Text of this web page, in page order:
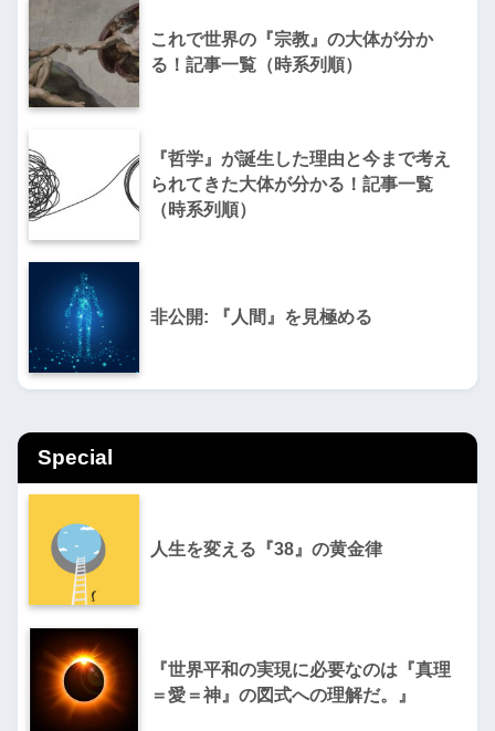
これで世界の『宗教』の大体が分か
る！記事一覧（時系列順）
『哲学』が誕生した理由と今まで考え
られてきた大体が分かる！記事一覧
（時系列順）
非公開: 『人間』を見極める
Special
人生を変える『38』の黄金律
『世界平和の実現に必要なのは『真理
＝愛＝神』の図式への理解だ。』